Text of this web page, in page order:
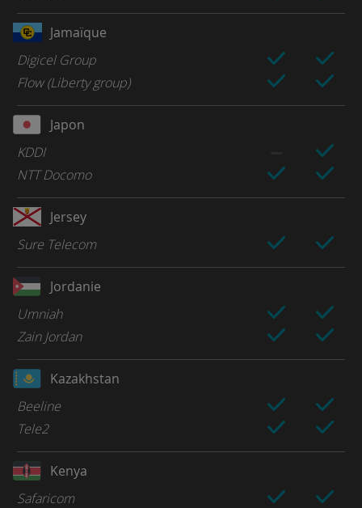
Jamaïque
Digicel Group
Flow (Liberty group)
Japon
KDDI
NTT Docomo
Jersey
Sure Telecom
Jordanie
Umniah
Zain Jordan
Kazakhstan
Beeline
Tele2
Kenya
Safaricom